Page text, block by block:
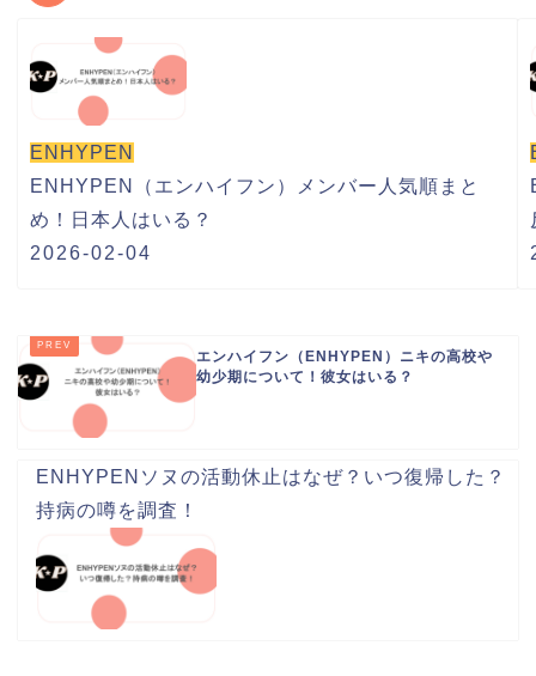
ENHYPEN
ENHYPEN（エンハイフン）メンバー人気順まと
め！日本人はいる？
2026-02-04
エンハイフン（ENHYPEN）ニキの高校や
幼少期について！彼女はいる？
ENHYPENソヌの活動休止はなぜ？いつ復帰した？
持病の噂を調査！